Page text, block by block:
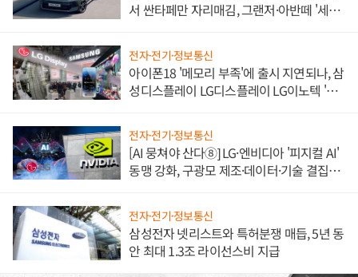
서 싼타페만 자리매김, 그랜저·아반떼 '세단
전자·전기·정보통신
아이폰18 '메모리 부족'에 출시 지연되나, 삼
성디스플레이 LG디스플레이 LG이노텍 '탈
전자·전기·정보통신
[AI 뭉쳐야 산다⑧] LG·엔비디아 '피지컬 AI'
동맹 강화, 구광모 제조·데이터·기술 결집
전자·전기·정보통신
삼성전자 넷리스트와 특허분쟁 매듭, 5년 동
안 최대 1.3조 라이선스비 지급